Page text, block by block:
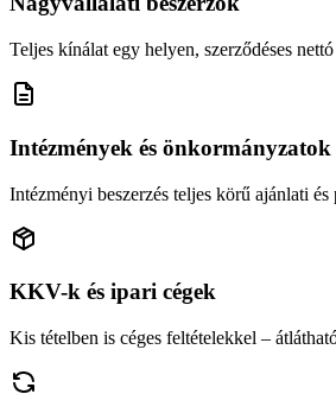
Teljes kínálat egy helyen, szerződéses
Intézmények és önkormányzatok
Intézményi beszerzés teljes körű ajánlati
KKV-k és ipari cégek
Kis tételben is céges feltételekkel –